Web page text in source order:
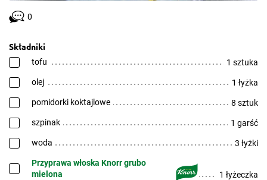
0
Składniki
tofu 1 sztuka
olej 1 łyżka
pomidorki koktajlowe 8 sztuk
szpinak 1 garść
woda 3 łyżki
Przyprawa włoska Knorr grubo
mielona
1 łyżeczka